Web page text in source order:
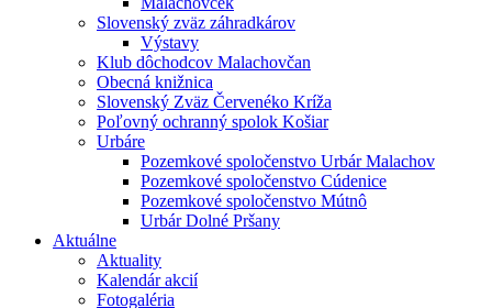
Slovenský zväz záhradkárov
Výstavy
Klub dôchodcov Malachovčan
Obecná knižnica
Slovenský Zväz Červenéko Kríža
Poľovný ochranný spolok Košiar
Urbáre
Pozemkové spoločenstvo Urbár Malachov
Pozemkové spoločenstvo Cúdenice
Pozemkové spoločenstvo Mútnô
Urbár Dolné Pršany
Aktuálne
Aktuality
Kalendár akcií
Fotogaléria